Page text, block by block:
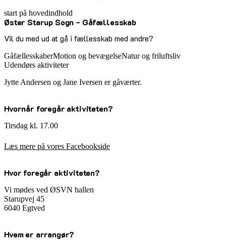
start på hovedindhold
Øster Starup Sogn - Gåfællesskab
Vil du med ud at gå i fællesskab med andre?
senest opdateret 29. juni 2026
GåfællesskaberMotion og bevægelseNatur og friluftsliv
Udendørs aktiviteter
Jytte Andersen og Jane Iversen er gåværter.
Hvornår foregår aktiviteten?
Tirsdag kl. 17.00
Læs mere på vores Facebookside
Hvor foregår aktiviteten?
Vi mødes ved ØSVN hallen
Starupvej 45
6040 Egtved
Hvem er arrangør?